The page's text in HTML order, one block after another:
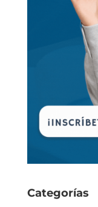
Categorías